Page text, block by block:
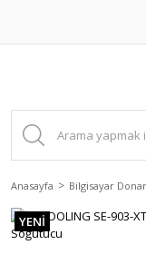
Anasayfa Bilgisayar
YENİ